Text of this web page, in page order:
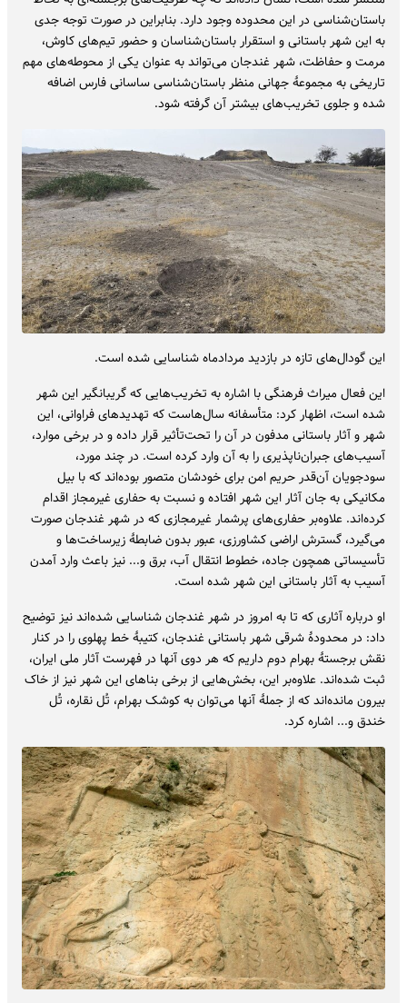
باستان‌شناسی در این محدوده وجود دارد. بنابراین در صورت توجه جدی
به این شهر باستانی و استقرار باستان‌شناسان و حضور تیم‌های کاوش،
مرمت و حفاظت، شهر غندجان می‌تواند به عنوان یکی از محوطه‌های مهم
تاریخی به مجموعۀ جهانی منظر باستان‌شناسی ساسانی فارس اضافه
شده و جلوی تخریب‌های بیشتر آن گرفته شود.
این گودال‌های تازه در بازدید مردادماه شناسایی شده است.
این فعال میراث فرهنگی با اشاره به تخریب‌هایی که گریبانگیر این شهر
شده است، اظهار کرد: متأسفانه سال‌هاست که تهدیدهای فراوانی، این
شهر و آثار باستانی مدفون در آن را تحت‌تأثیر قرار داده و در برخی موارد،
آسیب‌های جبران‌ناپذیری را به آن وارد کرده است. در چند مورد،
سودجویان آن‌قدر حریم امن برای خودشان متصور بوده‌اند که با بیل
مکانیکی به جان آثار این شهر افتاده و نسبت به حفاری غیرمجاز اقدام
کرده‌اند. علاوه‌بر حفاری‌های پرشمار غیرمجازی که در شهر غندجان صورت
می‌گیرد، گسترش اراضی کشاورزی، عبور بدون ضابطۀ زیرساخت‌ها و
تأسیساتی همچون جاده، خطوط انتقال آب، برق و... نیز باعث وارد آمدن
آسیب به آثار باستانی این شهر شده است.
او درباره آثاری که تا به امروز در شهر غندجان شناسایی شده‌اند نیز توضیح
داد: در محدودۀ شرقی شهر باستانی غندجان، کتیبۀ خط پهلوی را در کنار
نقش برجستۀ بهرام دوم داریم که هر دوی آنها در فهرست آثار ملی ایران،
ثبت شده‌اند. علاوه‌بر این، بخش‌هایی از برخی بناهای این شهر نیز از خاک
بیرون مانده‌اند که از جملۀ آنها می‌توان به کوشک بهرام، تُل نقاره، تُل
خندق و... اشاره کرد.